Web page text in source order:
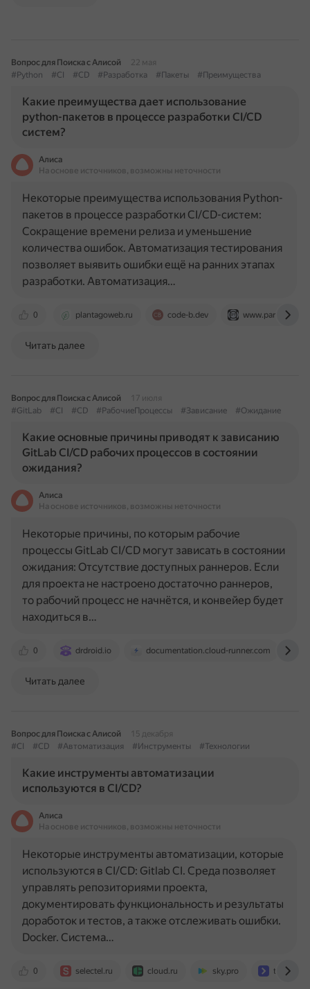
Вопрос для Поиска с Алисой
22 мая
#Python
#CI #CD #Разработка #Пакеты #Преимущества
Какие преимущества дает использование
python-пакетов в процессе разработки CI/CD
систем?
Алиса
На основе источников, возможны неточности
0 plantagoweb.ru code-b.dev
Некоторые преимущества использования Python-
пакетов в процессе разработки CI/CD-систем:
Сокращение времени релиза и уменьшение
количества ошибок. Автоматизация тестирования
позволяет выявить ошибки ещё на ранних этапах
разработки. Автоматизация…
Читать далее
Вопрос для Поиска с Алисой
17 июля
#GitLab
#CI #CD #РабочиеПроцессы #Зависание #Ожидание
Какие основные причины приводят к зависанию
GitLab CI/CD рабочих процессов в состоянии
ожидания?
Алиса
На основе источников, возможны неточности
0 drdroid.io documentation.cloud-runner.com
Некоторые причины, по которым рабочие
процессы GitLab CI/CD могут зависать в состоянии
ожидания: Отсутствие доступных раннеров. Если
для проекта не настроено достаточно раннеров,
то рабочий процесс не начнётся, и конвейер будет
находиться в…
Читать далее
Вопрос для Поиска с Алисой
15 декабря
#CI
#CD #Автоматизация #Инструменты #Технологии
Какие инструменты автоматизации
используются в CI/CD?
Алиса
На основе источников, возможны неточности
0 selectel.ru cloud.ru sky.pro
Некоторые инструменты автоматизации, которые
используются в CI/CD: Gitlab CI. Среда позволяет
управлять репозиториями проекта,
документировать функциональность и результаты
доработок и тестов, а также отслеживать ошибки.
Docker. Система…